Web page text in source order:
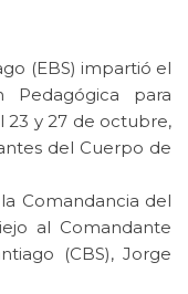
(EBS) impartió el
Pedagógica para
23 y 27 de octubre,
del Cuerpo de
Comandancia del
al Comandante
(CBS), Jorge